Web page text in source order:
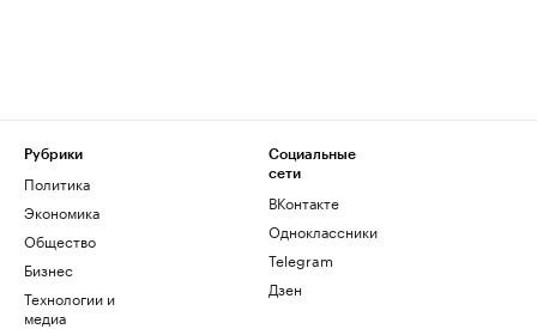
Рубрики
Политика
Экономика
Общество
Бизнес
Технологии и
медиа
Социальные
сети
ВКонтакте
Одноклассники
Telegram
Дзен